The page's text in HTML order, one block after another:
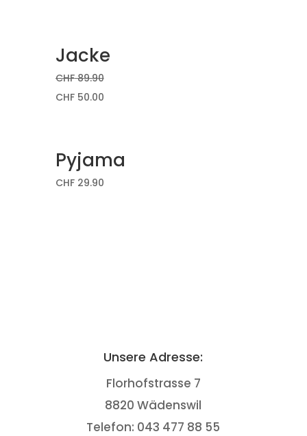
Jacke
CHF89.90
CHF50.00
Pyjama
CHF29.90
Unsere Adresse:
Florhofstrasse 7
8820 Wädenswil
Telefon: 043 477 88 55